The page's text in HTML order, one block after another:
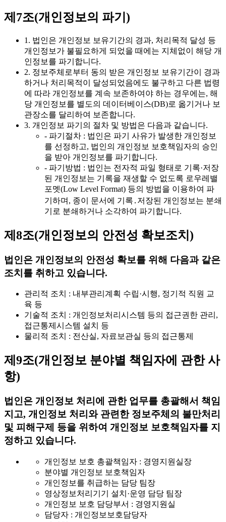
제7조(개인정보의 파기)
1. 법인은 개인정보 보유기간의 경과, 처리목적 달성 등
개인정보가 불필요하게 되었을 때에는 지체없이 해당 개
인정보를 파기합니다.
2. 정보주체로부터 동의 받은 개인정보 보유기간이 경과
하거나 처리목적이 달성되었음에도 불구하고 다른 법령
에 따라 개인정보를 계속 보존하여야 하는 경우에는, 해
당 개인정보를 별도의 데이터베이스(DB)로 옮기거나 보
관장소를 달리하여 보존합니다.
3. 개인정보 파기의 절차 및 방법은 다음과 같습니다.
- 파기절차 : 법인은 파기 사유가 발생한 개인정보
를 선정하고, 법인의 개인정보 보호책임자의 승인
을 받아 개인정보를 파기합니다.
- 파기방법 : 법인는 전자적 파일 형태로 기록·저장
된 개인정보는 기록을 재생할 수 없도록 로우레밸
포멧(Low Level Format) 등의 방법을 이용하여 파
기하며, 종이 문서에 기록․저장된 개인정보는 분쇄
기로 분쇄하거나 소각하여 파기합니다.
제8조(개인정보의 안전성 확보조치)
법인은 개인정보의 안전성 확보를 위해 다음과 같은
조치를 취하고 있습니다.
관리적 조치 : 내부관리계획 수립·시행, 정기적 직원 교
육 등
기술적 조치 : 개인정보처리시스템 등의 접근권한 관리,
접근통제시스템 설치 등
물리적 조치 : 전산실, 자료보관실 등의 접근통제
제9조(개인정보 분야별 책임자에 관한 사
항)
법인은 개인정보 처리에 관한 업무를 총괄해서 책임
지고, 개인정보 처리와 관련한 정보주체의 불만처리
및 피해구제 등을 위하여 개인정보 보호책임자를 지
정하고 있습니다.
개인정보 보호 총괄책임자 : 경영지원실장
분야별 개인정보 보호책임자
개인정보를 취급하는 담당 팀장
영상정보처리기기 설치·운영 담당 팀장
개인정보 보호 담당부서 : 경영지원실
담당자 : 개인정보보호담당자